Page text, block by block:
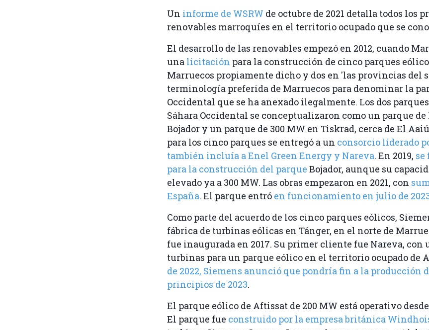
Un informe de WSRW de octubre de 2021 detalla todos los
renovables marroquíes en el territorio ocupado que se
El desarrollo de las renovables empezó en 2012, cuando
una licitación para la construcción de cinco parques
Marruecos propiamente dicho y dos en 'las provincias del
terminología preferida de Marruecos para denominar la
Occidental que se ha anexado ilegalmente. Los dos
Sáhara Occidental se conceptualizaron como un parque de
Bojador y un parque de 300 MW en Tiskrad, cerca de El
para los cinco parques se entregó a un consorcio liderado
también incluía a Enel Green Energy y Nareva. En 2019, se
para la construcción del parque Bojador, aunque su
elevado ya a 300 MW. Las obras empezaron en 2021, con
España. El parque entró en funcionamiento en julio de
Como parte del acuerdo de los cinco parques eólicos,
fábrica de turbinas eólicas en Tánger, en el norte de
fue inaugurada en 2017. Su primer cliente fue Nareva, con
turbinas para un parque eólico en el territorio ocupado de
de 2022, Siemens anunció que pondría fin a la producción
principios de 2023.
El parque eólico de Aftissat de 200 MW está operativo desde
El parque fue construido por la empresa británica